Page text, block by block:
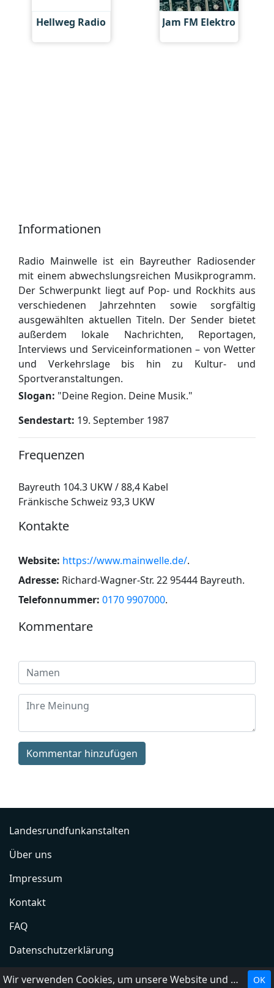
Hellweg Radio Jam FM Elektro
Informationen
Radio Mainwelle ist ein Bayreuther Radiosender
mit einem abwechslungsreichen Musikprogramm.
Der Schwerpunkt liegt auf Pop- und Rockhits aus
verschiedenen Jahrzehnten sowie sorgfältig
ausgewählten aktuellen Titeln. Der Sender bietet
außerdem lokale Nachrichten, Reportagen,
Interviews und Serviceinformationen – von Wetter
und Verkehrslage bis hin zu Kultur- und
Sportveranstaltungen.
Slogan: "Deine Region. Deine Musik."
Sendestart: 19. September 1987
Frequenzen
Bayreuth 104.3 UKW / 88,4 Kabel
Fränkische Schweiz 93,3 UKW
Kontakte
Website: https://www.mainwelle.de/.
Adresse: Richard-Wagner-Str. 22 95444 Bayreuth.
Telefonnummer: 0170 9907000.
Kommentare
Kommentar hinzufügen
Landesrundfunkanstalten
Über uns
Impressum
Kontakt
FAQ
Datenschutzerklärung
Radio hinzufügen
Wir verwenden Cookies, um unsere Website und unseren Service zu optimieren. OK